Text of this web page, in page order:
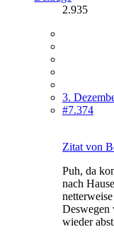
2.935
3.
#7.374
Zitat von
Puh, da
nach
Deswegen
wieder